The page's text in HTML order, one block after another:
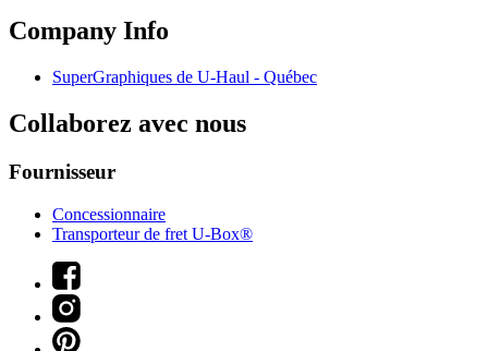
Company Info
SuperGraphiques de U-Haul - Québec
Collaborez avec nous
Fournisseur
Concessionnaire
Transporteur de fret U-Box®